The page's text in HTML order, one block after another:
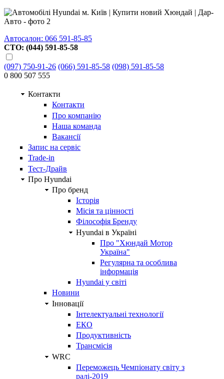
Автосалон: 066 591-85-85
СТО: (044) 591-85-58
(097) 750-91-26 (066) 591-85-58 (098) 591-85-58
0 800 507 555
Контакти
Контакти
Про компанію
Наша команда
Вакансії
Запис на сервіс
Trade-in
Тест-Драйв
Про Hyundai
Про бренд
Історія
Місія та цінності
Філософія Бренду
Hyundai в Україні
Про "Хюндай Мотор
Україна"
Регулярна та особлива
інформація
Hyundai у світі
Новини
Інновації
Інтелектуальні технології
ЕКО
Продуктивність
Трансмісія
WRC
Переможець Чемпіонату світу з
ралі-2019